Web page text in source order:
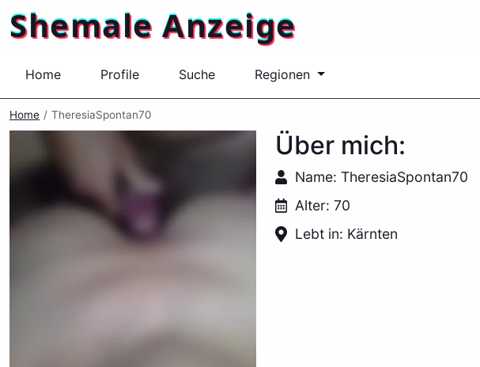
Shemale Anzeige
Home Profile Suche Regionen
Home TheresiaSpontan70
Über mich:
Name: TheresiaSpontan70
Alter: 70
Lebt in: Kärnten